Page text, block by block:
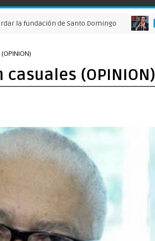
de Santo Domingo NACIONALES
(OPINION)